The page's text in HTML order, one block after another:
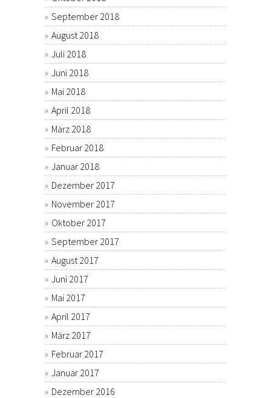
September 2018
August 2018
Juli 2018
Juni 2018
Mai 2018
April 2018
März 2018
Februar 2018
Januar 2018
Dezember 2017
November 2017
Oktober 2017
September 2017
August 2017
Juni 2017
Mai 2017
April 2017
März 2017
Februar 2017
Januar 2017
Dezember 2016